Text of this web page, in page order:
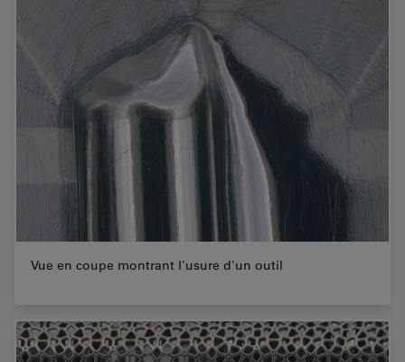
Vue en coupe montrant l'usure d'un outil